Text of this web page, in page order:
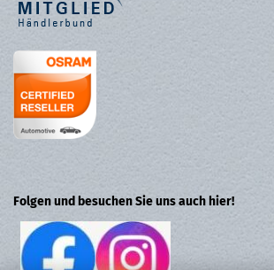
Folgen und besuchen Sie uns auch hier!